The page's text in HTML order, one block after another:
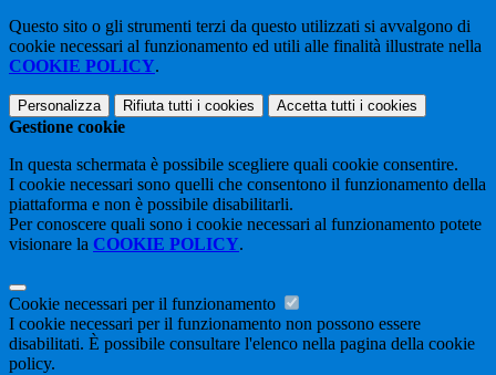
Questo sito o gli strumenti terzi da questo utilizzati si avvalgono di
cookie necessari al funzionamento ed utili alle finalità illustrate nella
COOKIE POLICY.
Personalizza Rifiuta tutti i cookies Accetta tutti i cookies
Gestione cookie
In questa schermata è possibile scegliere quali cookie consentire.
I cookie necessari sono quelli che consentono il funzionamento della
piattaforma e non è possibile disabilitarli.
Per conoscere quali sono i cookie necessari al funzionamento potete
visionare la COOKIE POLICY.
Cookie necessari per il funzionamento
I cookie necessari per il funzionamento non possono essere
disabilitati. È possibile consultare l'elenco nella pagina della cookie
policy.